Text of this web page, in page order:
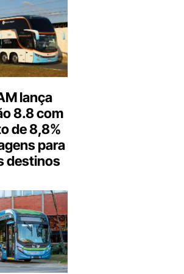
lança
8.8 com
de 8,8%
para
destinos